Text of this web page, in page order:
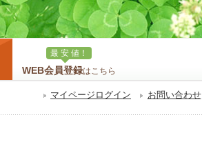
最 安 値！
WEB会員登録はこちら
マイページログイン お問い合わせ